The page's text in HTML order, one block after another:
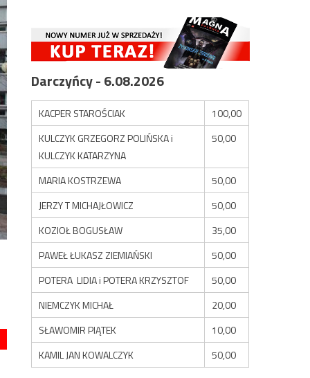
Darczyńcy - 6.08.2026
KACPER STAROŚCIAK
100,00
KULCZYK GRZEGORZ POLIŃSKA i
KULCZYK KATARZYNA
50,00
MARIA KOSTRZEWA
50,00
JERZY T MICHAJŁOWICZ
50,00
KOZIOŁ BOGUSŁAW
35,00
PAWEŁ ŁUKASZ ZIEMIAŃSKI
50,00
POTERA LIDIA i POTERA KRZYSZTOF
50,00
NIEMCZYK MICHAŁ
20,00
SŁAWOMIR PIĄTEK
10,00
KAMIL JAN KOWALCZYK
50,00